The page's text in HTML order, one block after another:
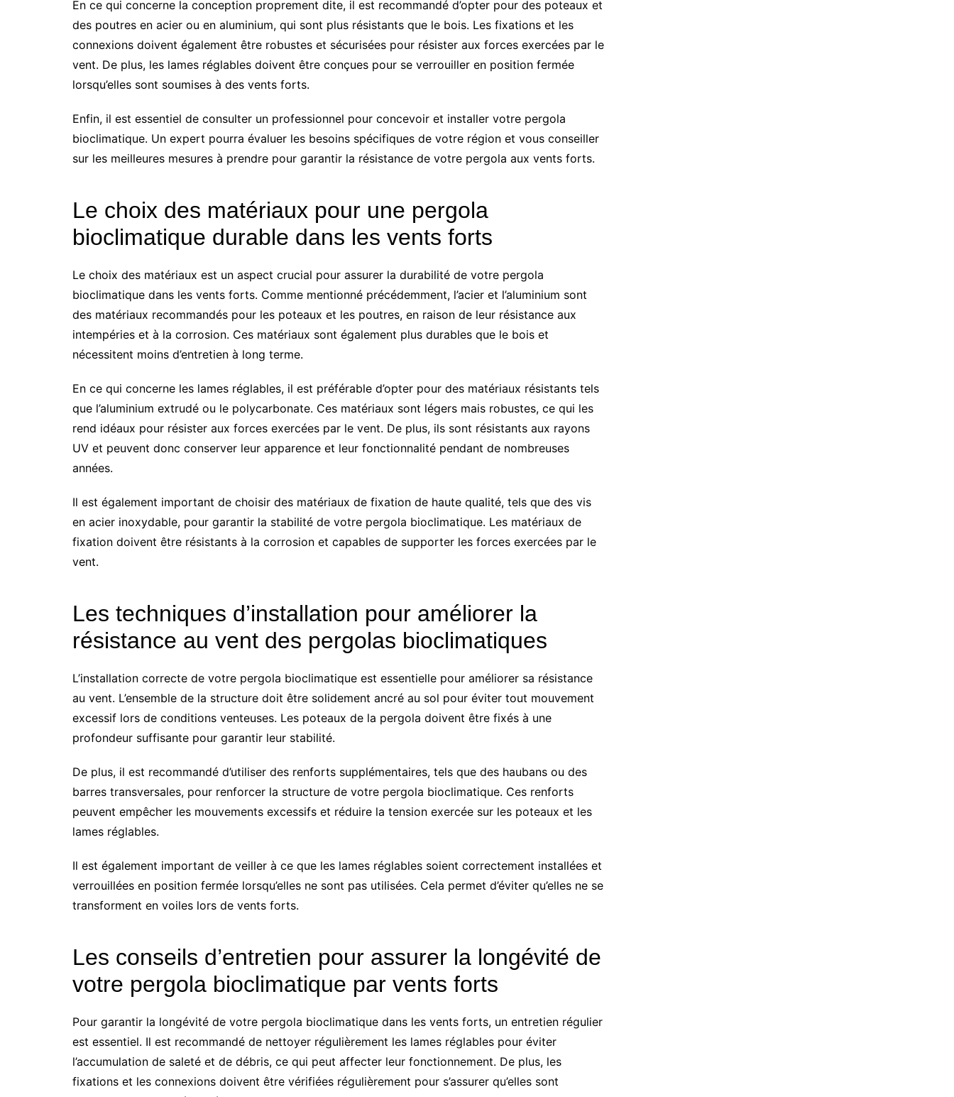
En ce qui concerne la conception proprement dite, il est recommandé d’opter pour des poteaux et
des poutres en acier ou en aluminium, qui sont plus résistants que le bois. Les fixations et les
connexions doivent également être robustes et sécurisées pour résister aux forces exercées par le
vent. De plus, les lames réglables doivent être conçues pour se verrouiller en position fermée
lorsqu’elles sont soumises à des vents forts.
Enfin, il est essentiel de consulter un professionnel pour concevoir et installer votre pergola
bioclimatique. Un expert pourra évaluer les besoins spécifiques de votre région et vous conseiller
sur les meilleures mesures à prendre pour garantir la résistance de votre pergola aux vents forts.
Le choix des matériaux pour une pergola
bioclimatique durable dans les vents forts
Le choix des matériaux est un aspect crucial pour assurer la durabilité de votre pergola
bioclimatique dans les vents forts. Comme mentionné précédemment, l’acier et l’aluminium sont
des matériaux recommandés pour les poteaux et les poutres, en raison de leur résistance aux
intempéries et à la corrosion. Ces matériaux sont également plus durables que le bois et
nécessitent moins d’entretien à long terme.
En ce qui concerne les lames réglables, il est préférable d’opter pour des matériaux résistants tels
que l’aluminium extrudé ou le polycarbonate. Ces matériaux sont légers mais robustes, ce qui les
rend idéaux pour résister aux forces exercées par le vent. De plus, ils sont résistants aux rayons
UV et peuvent donc conserver leur apparence et leur fonctionnalité pendant de nombreuses
années.
Il est également important de choisir des matériaux de fixation de haute qualité, tels que des vis
en acier inoxydable, pour garantir la stabilité de votre pergola bioclimatique. Les matériaux de
fixation doivent être résistants à la corrosion et capables de supporter les forces exercées par le
vent.
Les techniques d’installation pour améliorer la
résistance au vent des pergolas bioclimatiques
L’installation correcte de votre pergola bioclimatique est essentielle pour améliorer sa résistance
au vent. L’ensemble de la structure doit être solidement ancré au sol pour éviter tout mouvement
excessif lors de conditions venteuses. Les poteaux de la pergola doivent être fixés à une
profondeur suffisante pour garantir leur stabilité.
De plus, il est recommandé d’utiliser des renforts supplémentaires, tels que des haubans ou des
barres transversales, pour renforcer la structure de votre pergola bioclimatique. Ces renforts
peuvent empêcher les mouvements excessifs et réduire la tension exercée sur les poteaux et les
lames réglables.
Il est également important de veiller à ce que les lames réglables soient correctement installées et
verrouillées en position fermée lorsqu’elles ne sont pas utilisées. Cela permet d’éviter qu’elles ne se
transforment en voiles lors de vents forts.
Les conseils d’entretien pour assurer la longévité de
votre pergola bioclimatique par vents forts
Pour garantir la longévité de votre pergola bioclimatique dans les vents forts, un entretien régulier
est essentiel. Il est recommandé de nettoyer régulièrement les lames réglables pour éviter
l’accumulation de saleté et de débris, ce qui peut affecter leur fonctionnement. De plus, les
fixations et les connexions doivent être vérifiées régulièrement pour s’assurer qu’elles sont